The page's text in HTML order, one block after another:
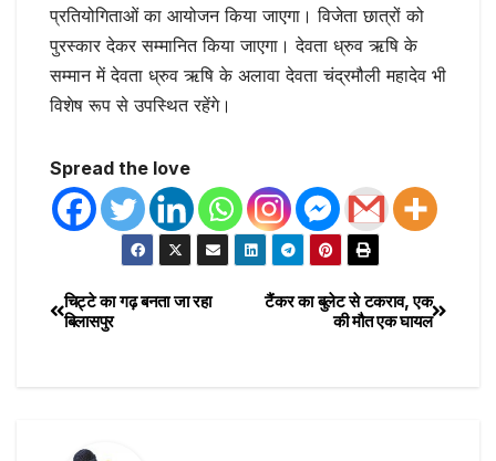
प्रतियोगिताओं का आयोजन किया जाएगा। विजेता छात्रों को
पुरस्कार देकर सम्मानित किया जाएगा। देवता ध्रुव ऋषि के
सम्मान में देवता ध्रुव ऋषि के अलावा देवता चंद्रमौली महादेव भी
विशेष रूप से उपस्थित रहेंगे।
Spread the love
टैंकर का बुलेट से टकराव, एक
की मौत एक घायल
चिट्टे का गढ़ बनता जा रहा
बिलासपुर